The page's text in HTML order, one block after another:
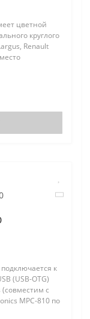
цветной
круглого
Renault
к
(USB-OTG)
с
MPC-810 по